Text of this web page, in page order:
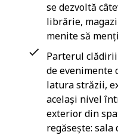
se dezvoltă
librărie,
menite să
Parterul
de evenimente
latura străzii,
același nivel
exterior din
regăsește: